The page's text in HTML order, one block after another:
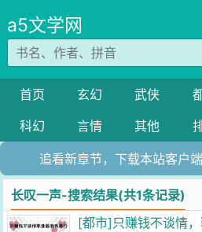
a5文学网
首页 玄幻 武侠
科幻
言情 其他
追看新章节，下载本站客户
长叹一声-搜索结果(共1条记录)
[都市]只赚钱不谈情，